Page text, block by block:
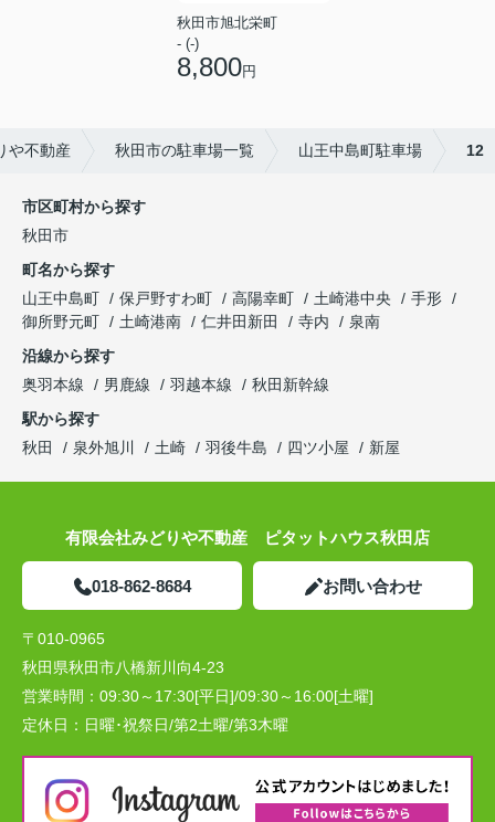
秋田市旭北栄町
- (-)
8,800円
や不動産 秋田市の駐車場一覧 山王中島町駐車場 12
市区町村から探す
秋田市
町名から探す
山王中島町
保戸野すわ町 高陽幸町 土崎港中央
手形
御所野元町
土崎港南 仁井田新田 寺内
泉南
沿線から探す
奥羽本線
男鹿線 羽越本線
秋田新幹線
駅から探す
秋田
泉外旭川 土崎 羽後牛島 四ツ小屋 新屋
有限会社みどりや不動産 ピタットハウス秋田店
018-862-8684 お問い合わせ
〒010-0965
秋田県秋田市八橋新川向4-23
営業時間： 09:30～17:30[平日]/09:30～16:00[土曜]
定休日： 日曜･祝祭日/第2土曜/第3木曜